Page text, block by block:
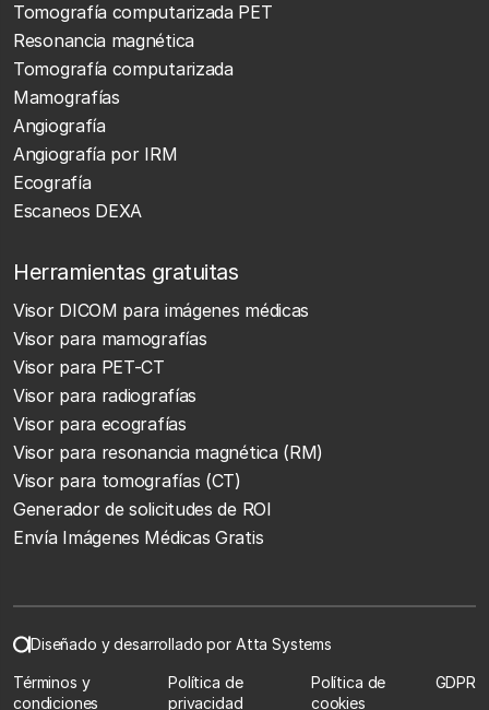
Tomografía computarizada PET
Resonancia magnética
Tomografía computarizada
Mamografías
Angiografía
Angiografía por IRM
Ecografía
Escaneos DEXA
Herramientas gratuitas
Visor DICOM para imágenes médicas
Visor para mamografías
Visor para PET-CT
Visor para radiografías
Visor para ecografías
Visor para resonancia magnética (RM)
Visor para tomografías (CT)
Generador de solicitudes de ROI
Envía Imágenes Médicas Gratis
Diseñado y desarrollado por Atta Systems
Términos y
condiciones
Política de
privacidad
Política de
cookies
GDPR